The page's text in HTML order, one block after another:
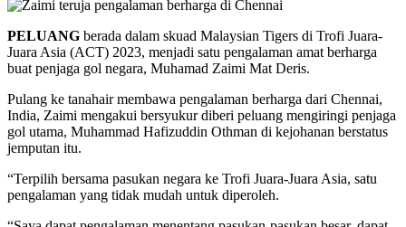
PELUANG berada dalam skuad Malaysian Tigers di Trofi Juara-
Juara Asia (ACT) 2023, menjadi satu pengalaman amat berharga
buat penjaga gol negara, Muhamad Zaimi Mat Deris.
Pulang ke tanahair membawa pengalaman berharga dari Chennai,
India, Zaimi mengakui bersyukur diberi peluang mengiringi penjaga
gol utama, Muhammad Hafizuddin Othman di kejohanan berstatus
jemputan itu.
“Terpilih bersama pasukan negara ke Trofi Juara-Juara Asia, satu
pengalaman yang tidak mudah untuk diperoleh.